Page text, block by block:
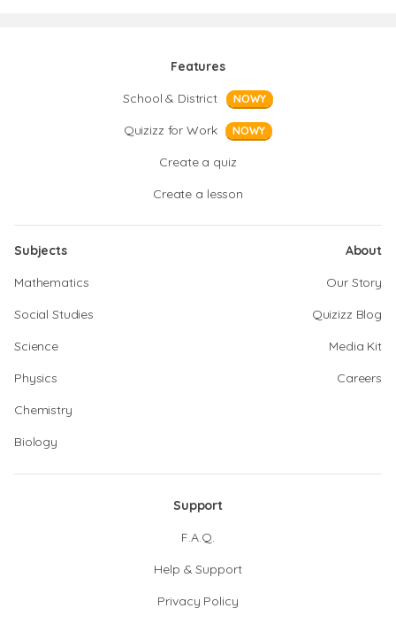
Features
School & District
NOWY
Quizizz for Work NOWY
Create a quiz
Create a lesson
Subjects
Mathematics
Social Studies
Science
Physics
Chemistry
Biology
About
Our Story
Quizizz Blog
Media Kit
Careers
Support
F.A.Q.
Help & Support
Privacy Policy